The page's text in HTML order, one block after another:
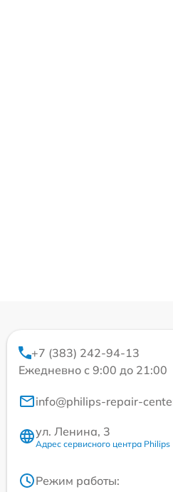
+7 (383) 242-94-13
Ежедневно с 9:00 до 21:00
info@philips-repair-
ул. Ленина, 3
Адрес сервисного центра Philips
Режим работы: